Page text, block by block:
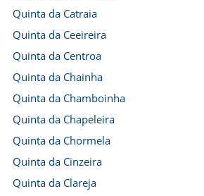
Quinta da Catraia
Quinta da Ceeireira
Quinta da Centroa
Quinta da Chainha
Quinta da Chamboinha
Quinta da Chapeleira
Quinta da Chormela
Quinta da Cinzeira
Quinta da Clareja